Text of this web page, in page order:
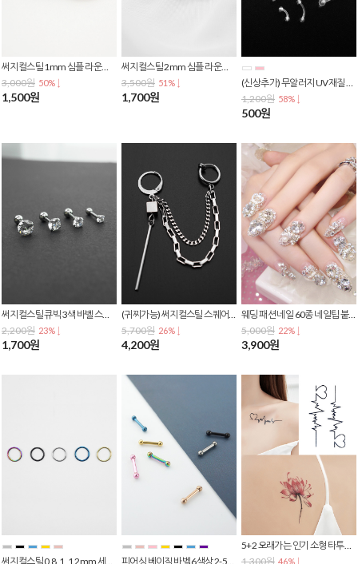
써지컬스틸 1mm 심플 라운드 레이어드 커플링 우정 실반지
3,000원 50% ↓
1,500원
써지컬스틸 2mm 심플 라운드 레이어드 커플링 우정 실반지
3,500원 51% ↓
1,700원
(신상추가) 무알러지 UV재질 투명 실리콘 별존 스너그 이너컨츠 아웃컨츠 바벨 피어싱 P-0054
1,200원 58% ↓
500원
써지컬스틸 큐빅 3색 바벨 스너그 별존 아웃컨츠 트라거스 귓바퀴 셀프 이너컨츠 피어싱 P-0774
2,200원 23% ↓
1,700원
5,700원 26% ↓
4,200원
웨딩 패션 네일 60종 네일팁 붙이는네일 인조손톱 젤네일 네일아트 셀프네일
5,000원 22% ↓
3,900원
써지컬스틸 0.8, 1, 1.2mm 세그먼트 원터치 링 피어싱 귀걸이
피어싱 베이직 바벨 6색상 2-5mm 써지컬스틸 볼피어싱 초소형 스너그 아웃컨츠 이너컨츠 별존 P-0006
5+2 오래가는 인기 소형 타투스티커 모음 - 신상입고 -
1,300원 46% ↓